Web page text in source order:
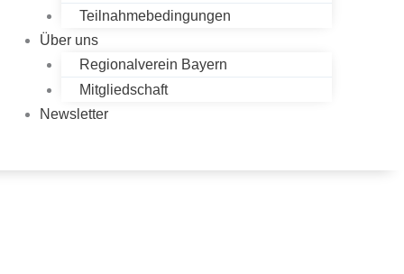
Teilnahmebedingungen
Über uns
Regionalverein Bayern
Mitgliedschaft
Newsletter